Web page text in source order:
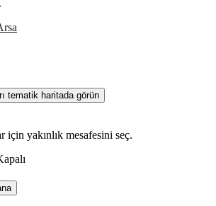
tematik haritada görün
için yakınlık mesafesini seç.